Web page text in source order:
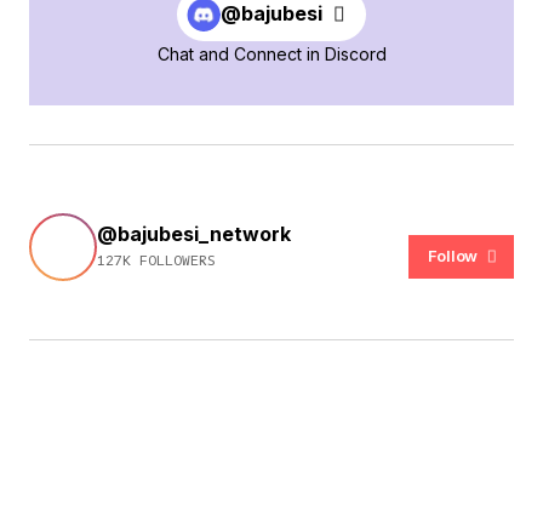
@bajubesi
Chat and Connect in Discord
@bajubesi_network
127K FOLLOWERS Follow